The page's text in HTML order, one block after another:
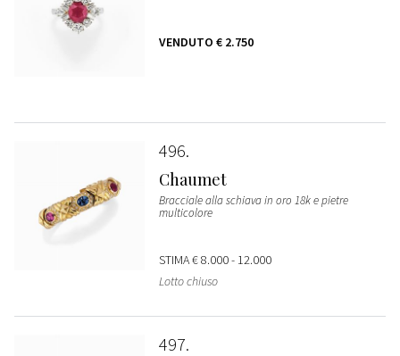
VENDUTO € 2.750
496
Chaumet
Bracciale alla schiava in oro 18k e pietre
multicolore
STIMA€ 8.000 - 12.000
Lotto chiuso
497